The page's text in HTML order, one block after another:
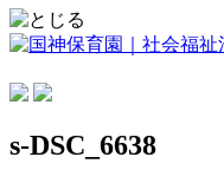
s-DSC_6638